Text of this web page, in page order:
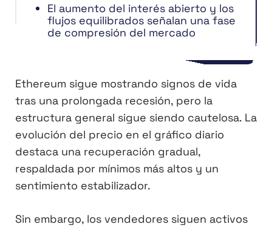
El aumento del interés abierto y los
flujos equilibrados señalan una fase
de compresión del mercado
Ethereum sigue mostrando signos de vida
tras una prolongada recesión, pero la
estructura general sigue siendo cautelosa. La
evolución del precio en el gráfico diario
destaca una recuperación gradual,
respaldada por mínimos más altos y un
sentimiento estabilizador.
Sin embargo, los vendedores siguen activos